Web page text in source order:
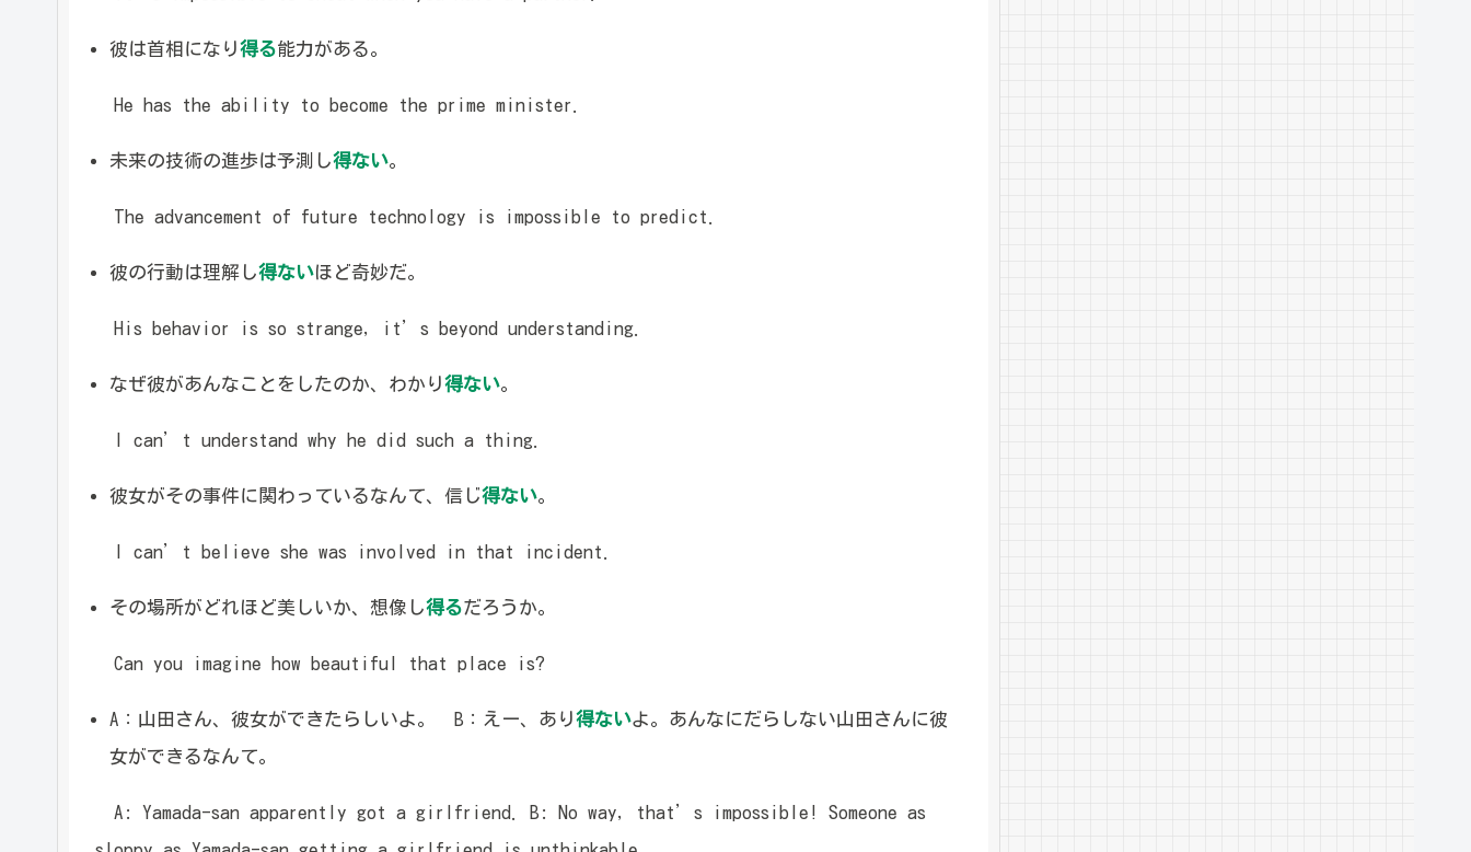
彼は首相になり得る能力がある。
He has the ability to become the prime minister.
未来の技術の進歩は予測し得ない。
The advancement of future technology is impossible to predict.
彼の行動は理解し得ないほど奇妙だ。
His behavior is so strange, it’s beyond understanding.
なぜ彼があんなことをしたのか、わかり得ない。
I can’t understand why he did such a thing.
彼女がその事件に関わっているなんて、信じ得ない。
I can’t believe she was involved in that incident.
その場所がどれほど美しいか、想像し得るだろうか。
Can you imagine how beautiful that place is?
A：山田さん、彼女ができたらしいよ。 B：えー、あり得ないよ。あんなにだらしない山田さんに彼
女ができるなんて。
A: Yamada-san apparently got a girlfriend. B: No way, that’s impossible! Someone as